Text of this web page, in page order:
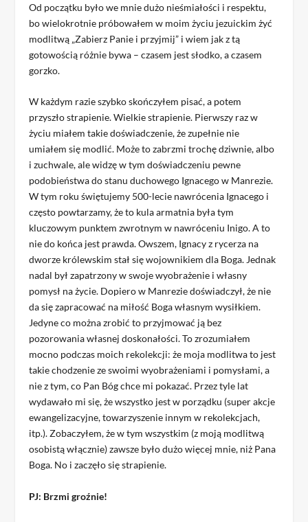
Od początku było we mnie dużo nieśmiałości i respektu,
bo wielokrotnie próbowałem w moim życiu jezuickim żyć
modlitwą „Zabierz Panie i przyjmij” i wiem jak z tą
gotowością różnie bywa – czasem jest słodko, a czasem
gorzko.
W każdym razie szybko skończyłem pisać, a potem
przyszło strapienie. Wielkie strapienie. Pierwszy raz w
życiu miałem takie doświadczenie, że zupełnie nie
umiałem się modlić. Może to zabrzmi trochę dziwnie, albo
i zuchwale, ale widzę w tym doświadczeniu pewne
podobieństwa do stanu duchowego Ignacego w Manrezie.
W tym roku świętujemy 500-lecie nawrócenia Ignacego i
często powtarzamy, że to kula armatnia była tym
kluczowym punktem zwrotnym w nawróceniu Inigo. A to
nie do końca jest prawda. Owszem, Ignacy z rycerza na
dworze królewskim stał się wojownikiem dla Boga. Jednak
nadal był zapatrzony w swoje wyobrażenie i własny
pomysł na życie. Dopiero w Manrezie doświadczył, że nie
da się zapracować na miłość Boga własnym wysiłkiem.
Jedyne co można zrobić to przyjmować ją bez
pozorowania własnej doskonałości. To zrozumiałem
mocno podczas moich rekolekcji: że moja modlitwa to jest
takie chodzenie ze swoimi wyobrażeniami i pomysłami, a
nie z tym, co Pan Bóg chce mi pokazać. Przez tyle lat
wydawało mi się, że wszystko jest w porządku (super akcje
ewangelizacyjne, towarzyszenie innym w rekolekcjach,
itp.). Zobaczyłem, że w tym wszystkim (z moją modlitwą
osobistą włącznie) zawsze było dużo więcej mnie, niż Pana
Boga. No i zaczęło się strapienie.
PJ: Brzmi groźnie!